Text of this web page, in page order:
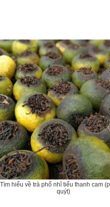
Tìm hiểu về trà phổ nhĩ tiểu thanh cam
quýt)